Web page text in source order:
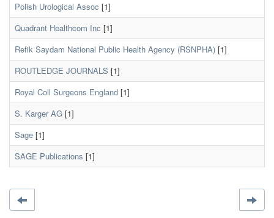
Polish Urological Assoc [1]
Quadrant Healthcom Inc [1]
Refik Saydam National Public Health Agency (RSNPHA) [1]
ROUTLEDGE JOURNALS [1]
Royal Coll Surgeons England [1]
S. Karger AG [1]
Sage [1]
SAGE Publications [1]